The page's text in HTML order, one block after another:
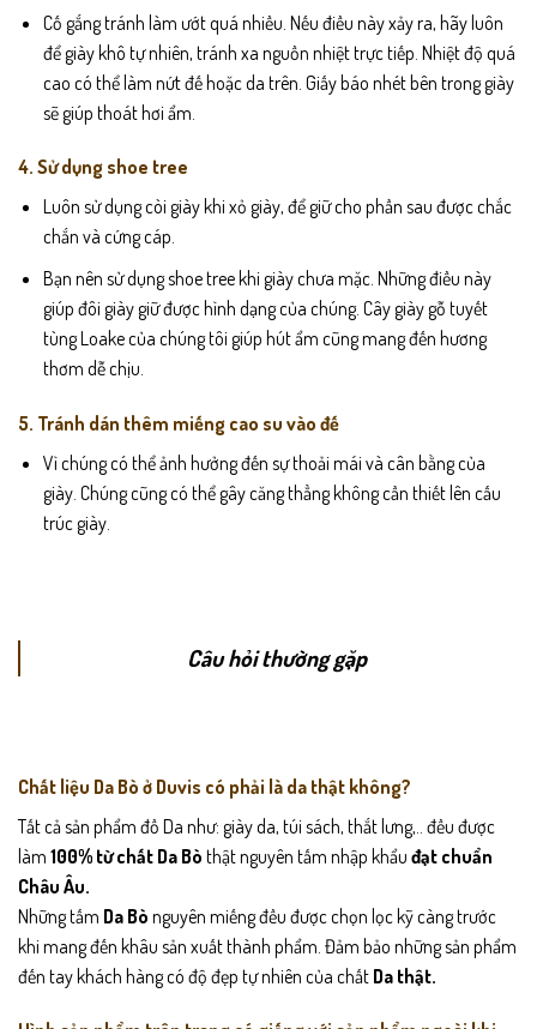
Cố gắng tránh làm ướt quá nhiều. Nếu điều này xảy ra, hãy luôn
để giày khô tự nhiên, tránh xa nguồn nhiệt trực tiếp. Nhiệt độ quá
cao có thể làm nứt đế hoặc da trên. Giấy báo nhét bên trong giày
sẽ giúp thoát hơi ẩm.
4. Sử dụng shoe tree
Luôn sử dụng còi giày khi xỏ giày, để giữ cho phần sau được chắc
chắn và cứng cáp.
Bạn nên sử dụng shoe tree khi giày chưa mặc. Những điều này
giúp đôi giày giữ được hình dạng của chúng. Cây giày gỗ tuyết
tùng Loake của chúng tôi giúp hút ẩm cũng mang đến hương
thơm dễ chịu.
5. Tránh dán thêm miếng cao su vào đế
Vì chúng có thể ảnh hưởng đến sự thoải mái và cân bằng của
giày. Chúng cũng có thể gây căng thẳng không cần thiết lên cấu
trúc giày.
Câu hỏi thường gặp
Chất liệu Da Bò ở Duvis có phải là da thật không?
Tất cả sản phẩm đồ Da như: giày da, túi sách, thắt lưng,.. đều được
làm 100% từ chất Da Bò thật nguyên tấm nhập khẩu đạt chuẩn
Châu Âu.
Những tấm Da Bò nguyên miếng đều được chọn lọc kỹ càng trước
khi mang đến khâu sản xuất thành phẩm. Đảm bảo những sản phẩm
đến tay khách hàng có độ đẹp tự nhiên của chất Da thật.